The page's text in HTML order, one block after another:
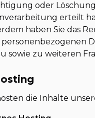
oder
erteilt
haben Sie das
sowie zu weiteren
die Inhalte